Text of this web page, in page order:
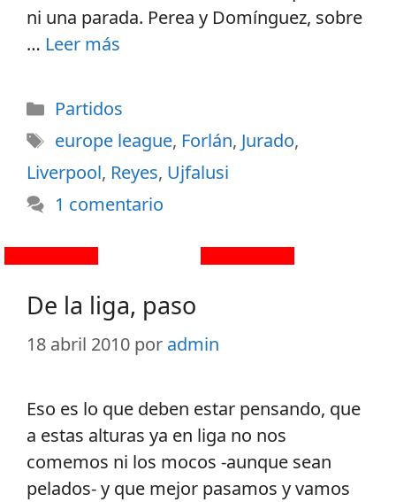
ni una parada. Perea y Domínguez, sobre
… Leer más
Partidos
europe league, Forlán, Jurado,
Liverpool, Reyes, Ujfalusi
1 comentario
De la liga, paso
18 abril 2010 por admin
Eso es lo que deben estar pensando, que
a estas alturas ya en liga no nos
comemos ni los mocos -aunque sean
pelados- y que mejor pasamos y vamos